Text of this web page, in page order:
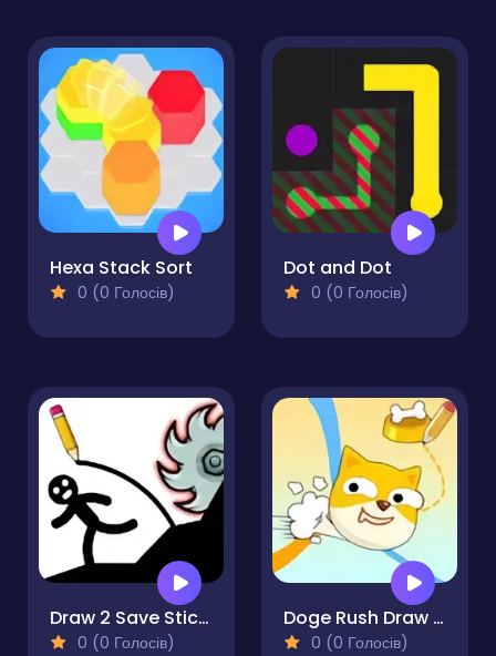
Hexa Stack Sort
0 (0 Голосів)
Dot and Dot
0 (0 Голосів)
Draw 2 Save Stickman Puzzle
0 (0 Голосів)
Doge Rush Draw Home Puzzle
0 (0 Голосів)